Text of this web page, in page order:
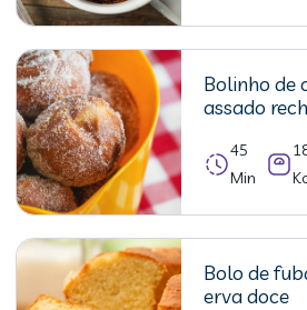
Bolinho de
assado
45
Min
Bolo de
erva doce